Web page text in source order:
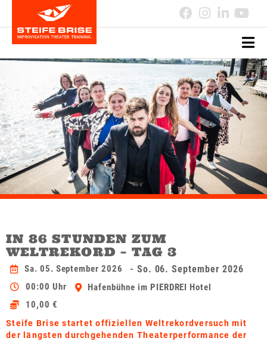
IN 86 STUNDEN ZUM
WELTREKORD – TAG 3
Sa. 05. September 2026 - So. 06. September 2026
00:00 Uhr
Hafenbühne im PIERDREI Hotel
10,00 €
Steife Brise startet offiziellen Weltrekordversuch mit
der längsten durchgehenden Theaterperformance der